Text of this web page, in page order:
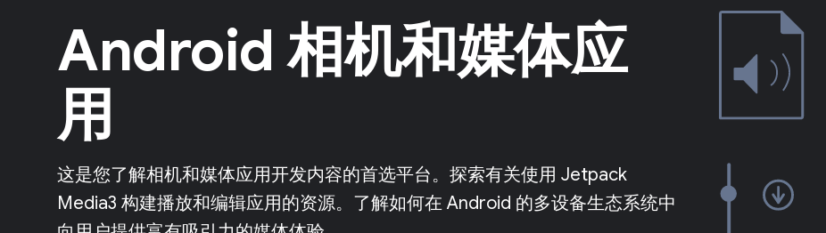
Android 相机和媒体应
用
这是您了解相机和媒体应用开发内容的首选平台。探索有关使用 Jetpack
Media3 构建播放和编辑应用的资源。了解如何在 Android 的多设备生态系统中